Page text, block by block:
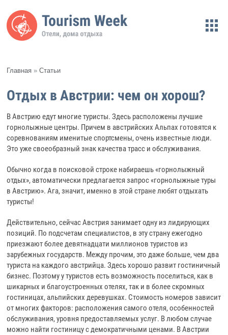
Главная »Статьи
Отдых в Австрии: чем он хорош?
В Австрию едут многие туристы. Здесь расположены лучшие
горнолыжные центры. Причем в австрийских Альпах готовятся к
соревнованиям именитые спортсмены, очень известные люди.
Это уже своеобразный знак качества трасс и обслуживания.
Обычно когда в поисковой строке набираешь «горнолыжный
отдых», автоматически предлагается запрос «горнолыжные туры
в Австрию». Ага, значит, именно в этой стране любят отдыхать
туристы!
Действительно, сейчас Австрия занимает одну из лидирующих
позиций. По подсчетам специалистов, в эту страну ежегодно
приезжают более девятнадцати миллионов туристов из
зарубежных государств. Между прочим, это даже больше, чем два
туриста на каждого австрийца. Здесь хорошо развит гостиничный
бизнес. Поэтому у туристов есть возможность поселиться, как в
шикарных и благоустроенных отелях, так и в более скромных
гостиницах, альпийских деревушках. Стоимость номеров зависит
от многих факторов: расположения самого отеля, особенностей
обслуживания, уровня предоставляемых услуг. В любом случае
можно найти гостиницу с демократичными ценами. В Австрии